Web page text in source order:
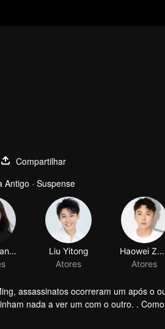
Compartilhar
Antigo · Suspense
Xiang Hanzhi
Liu Yitong
Atores
Haowei Zhang
Atores
assassinatos ocorreram um após o
nada a ver um com o outro. .
para realizar a investigação. À